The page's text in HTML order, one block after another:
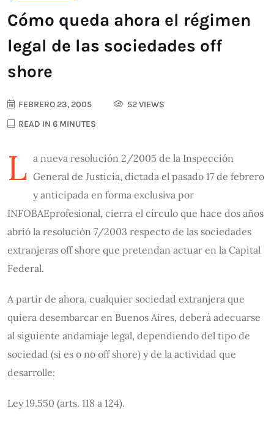
Cómo queda ahora el régimen
legal de las sociedades off
shore
FEBRERO 23, 2005
52 VIEWS
READ IN 6 MINUTES
L a nueva resolución 2/2005 de la Inspección
General de Justicia, dictada el pasado 17 de febrero
y anticipada en forma exclusiva por
INFOBAEprofesional, cierra el círculo que hace dos años
abrió la resolución 7/2003 respecto de las sociedades
extranjeras off shore que pretendan actuar en la Capital
Federal.
A partir de ahora, cualquier sociedad extranjera que
quiera desembarcar en Buenos Aires, deberá adecuarse
al siguiente andamiaje legal, dependiendo del tipo de
sociedad (si es o no off shore) y de la actividad que
desarrolle:
Ley 19.550 (arts. 118 a 124).